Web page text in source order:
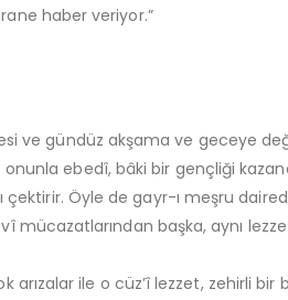
haber veriyor.”
ve gündüz akşama ve geceye
ebedî, bâki bir gençliği
Öyle de gayr-ı meşru
başka, aynı
ile o cüz’î lezzet, zehirli